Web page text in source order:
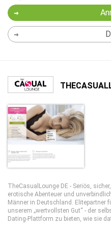
TheCasualLounge DE - Seriös,
erotische Abenteuer und
Männer in Deutschland. Elitepartner
unserem „wertvollsten Gut“ - der
Dating-Plattform zu bieten, wie sie